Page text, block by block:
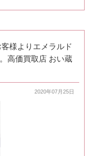
様よりエメラルド
高価買取店 おい蔵
2020年07月25日